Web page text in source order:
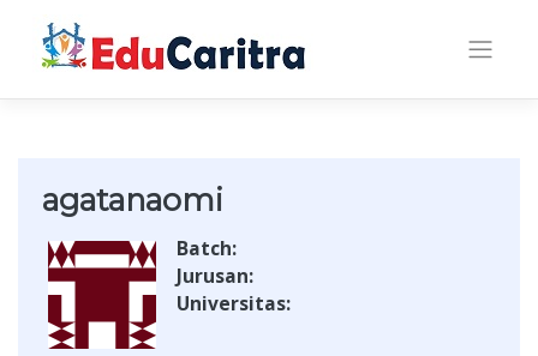
content
agatanaomi
Batch:
Jurusan:
Universitas: